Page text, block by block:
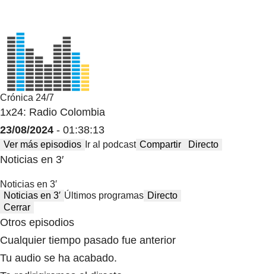
Crónica 24/7
1x24: Radio Colombia
23/08/2024 - 01:38:13
Ver más episodios Ir al podcast Compartir Directo
Noticias en 3′
Noticias en 3′
Noticias en 3′ Últimos programas Directo
Cerrar
Otros episodios
Cualquier tiempo pasado fue anterior
Tu audio se ha acabado.